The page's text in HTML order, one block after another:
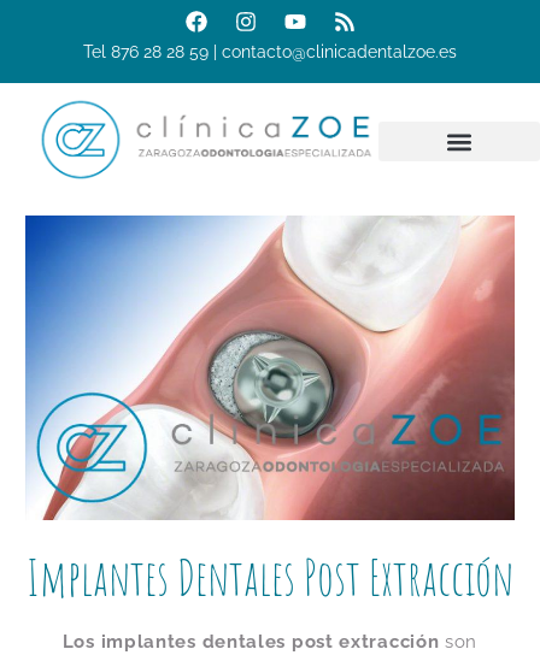
Tel 876 28 28 59 | contacto@clinicadentalzoe.es
Implantes Dentales Post Extracción
Los implantes dentales post extracción son